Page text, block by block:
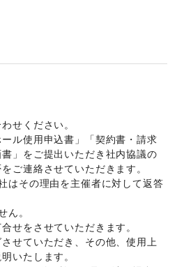
ェット
せください。
ル使用申込書」「契約書・請求
」をご提出いただき社内協議の
ご連絡させていただきます。
はその理由を主催者に対して返答
ん。
せをさせていただきます。
せていただき、その他、使用上
いたします。